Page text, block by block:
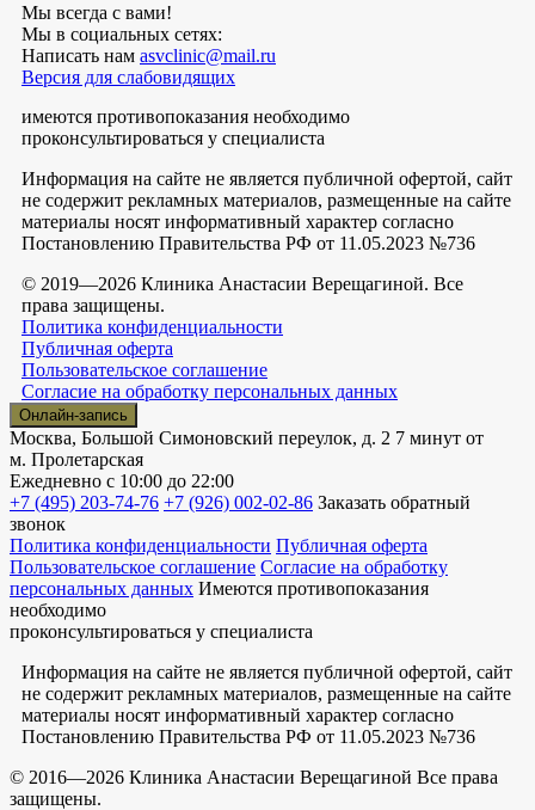
Мы всегда с вами!
Мы в социальных сетях:
Написать нам asvclinic@mail.ru
Версия для слабовидящих
имеются противопоказания необходимо
проконсультироваться у специалиста
Информация на сайте не является публичной офертой, сайт
не содержит рекламных материалов, размещенные на сайте
материалы носят информативный характер согласно
Постановлению Правительства РФ от 11.05.2023 №736
© 2019—2026 Клиника Анастасии Верещагиной. Все
права защищены.
Политика конфиденциальности
Публичная оферта
Пользовательское соглашение
Согласие на обработку персональных данных
Онлайн-запись
Москва, Большой Симоновский переулок, д. 2 7 минут от
м. Пролетарская
Ежедневно с 10:00 до 22:00
+7 (495) 203-74-76 +7 (926) 002-02-86 Заказать обратный
звонок
Политика конфиденциальности Публичная оферта
Пользовательское соглашение Согласие на обработку
персональных данных Имеются противопоказания
необходимо
проконсультироваться у специалиста
Информация на сайте не является публичной офертой, сайт
не содержит рекламных материалов, размещенные на сайте
материалы носят информативный характер согласно
Постановлению Правительства РФ от 11.05.2023 №736
© 2016—2026 Клиника Анастасии Верещагиной Все права
защищены.